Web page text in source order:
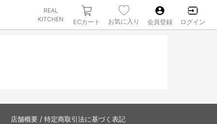
REAL
KITCHEN
ECカート お気に入り 会員登録 ログイン
店舗概要 / 特定商取引法に基づく表記